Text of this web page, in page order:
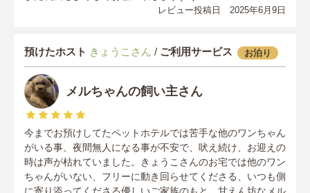
レビュー投稿日 2025年6月9日
預けたホスト きょうこさん / ご利用サービス お泊り
メルちゃんの飼い主さん
今までお預けしてたペットホテルでは苦手な他のワンちゃん
がいる事、夜間無人になる事が不安で、吠え続け、お迎えの
時は声が枯れていました。きょうこさんのお宅では他のワン
ちゃんがいない、フリーに動き回らせてくださる、いつも側
に寄り添ってくださる優しいご家族のもと、甘えん坊なメル